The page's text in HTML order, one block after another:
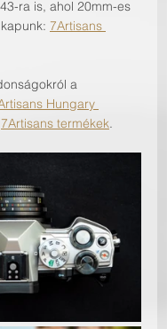
ra is, ahol 20mm-es
7Artisans
a
Hungary
7Artisans termékek.